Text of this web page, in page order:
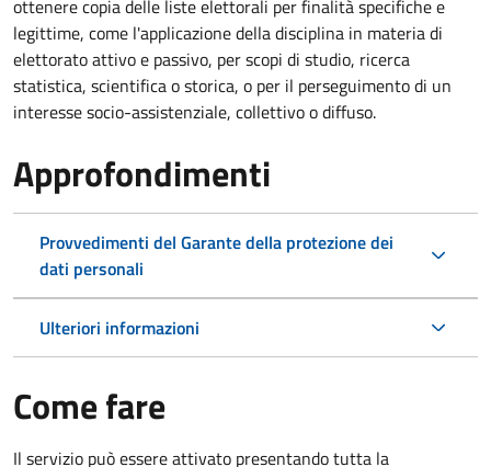
ottenere copia delle liste elettorali per finalità specifiche e
legittime, come l'applicazione della disciplina in materia di
elettorato attivo e passivo, per scopi di studio, ricerca
statistica, scientifica o storica, o per il perseguimento di un
interesse socio-assistenziale, collettivo o diffuso.
Approfondimenti
Provvedimenti del Garante della protezione dei
dati personali
Ulteriori informazioni
Come fare
Il servizio può essere attivato presentando tutta la